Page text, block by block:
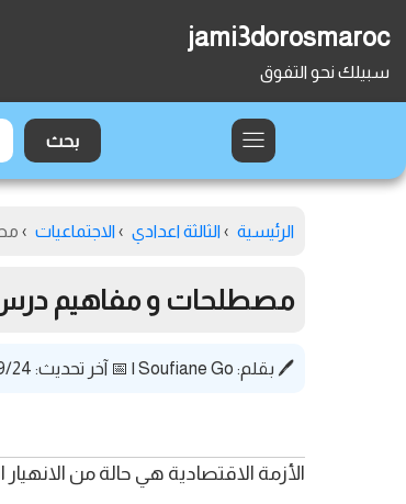
jami3dorosmaroc
سبيلك نحو التفوق
الرئيسية › الثالثة اعدادي › الاجتماعيات ›
مصطلحات و مفاهيم درس أزمة 1929م الأسباب و
🖊️ بقلم: Soufiane Go
| 📅 آخر تحديث: 2025/09/24
الأزمة الاقتصادية هي حالة من